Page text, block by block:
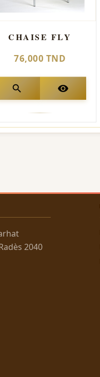
CHAISE FLY
76,000 TND
search visibility
2040